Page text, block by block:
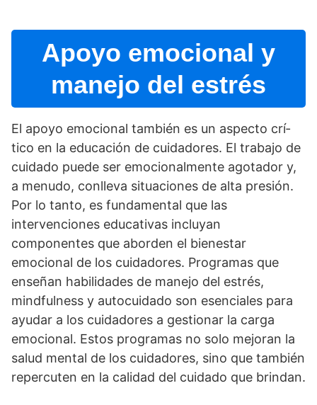
Apoyo emocional y
manejo del estrés
El apoyo emocional también es un aspecto crí­
tico en la educación de cuidadores. El trabajo de
cuidado puede ser emocionalmente agotador y,
a menudo, conlleva situaciones de alta presión.
Por lo tanto, es fundamental que las
intervenciones educativas incluyan
componentes que aborden el bienestar
emocional de los cuidadores. Programas que
enseñan habilidades de manejo del estrés,
mindfulness y autocuidado son esenciales para
ayudar a los cuidadores a gestionar la carga
emocional. Estos programas no solo mejoran la
salud mental de los cuidadores, sino que también
repercuten en la calidad del cuidado que brindan.